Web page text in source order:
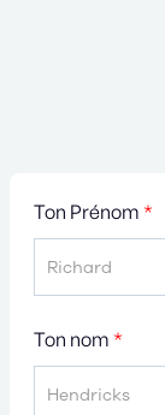
Ton Prénom *
Ton nom *